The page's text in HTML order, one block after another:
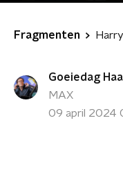
Fragmenten
Goeiedag
MAX
09 april 2024